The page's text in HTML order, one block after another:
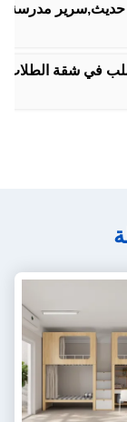
في شقة